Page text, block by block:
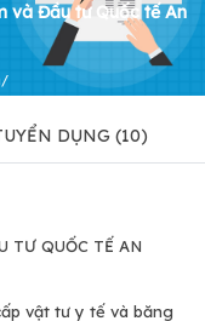
và Đầu tư Quốc tế An
DỤNG (10)
TƯ QUỐC TẾ AN
vật tư y tế và băng